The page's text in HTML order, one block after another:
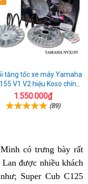
tăng tốc xe máy Yamaha
V1 V2 hiệu Koso chính
hãng
1.550.000₫
(89)
kiềm
tra
tổng
có trưng bày địa
chỉ
bán
rất
Lanchợ
được nhiều khách
địa
địa
như; mua
Super Cub C125